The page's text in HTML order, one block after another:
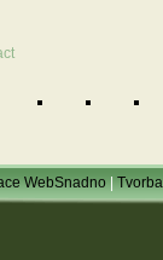
WebSnadno|